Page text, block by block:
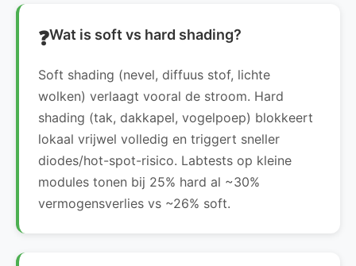
Wat is soft vs hard shading?
Soft shading (nevel, diffuus stof, lichte
wolken) verlaagt vooral de stroom. Hard
shading (tak, dakkapel, vogelpoep) blokkeert
lokaal vrijwel volledig en triggert sneller
diodes/hot-spot-risico. Labtests op kleine
modules tonen bij 25% hard al ~30%
vermogensverlies vs ~26% soft.